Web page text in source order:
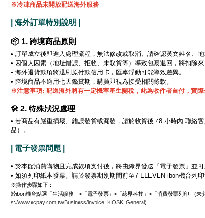
※冷凍商品未開放配送海外服務
| 海外訂單特別說明 |
📦 1. 跨境商品原則
• 訂單成立後即進入處理流程，無法修改或取消。請確認英文姓名、地
• 因個人因素（地址錯誤、拒收、未取貨等）導致包裹退回，將扣除來
• 海外退貨款項將退刷原付款信用卡，匯率浮動可能導致差異。
• 跨境商品不適用七天鑑賞期，購買即視為接受相關條款。
※注意事項: 配送海外將有一定機率產生關稅，此為收件者自付，實際
🛠️ 2. 特殊狀況處理
• 若商品有嚴重損壞、錯誤發貨或漏發，請於收貨後 48 小時內 聯絡
品）。
| 電子發票問題 |
• 於本館消費購物且完成款項支付後，將由綠界發送「電子發票」並
• 如須列印紙本發票。請於發票期別期間前至7-ELEVEN ibon機台列
※操作步驟如下：
於ibon機台點選「生活服務」>「電子發票」>「綠界科技」>「消費發票列印」(
s://www.ecpay.com.tw/Business/invoice_KIOSK_General)